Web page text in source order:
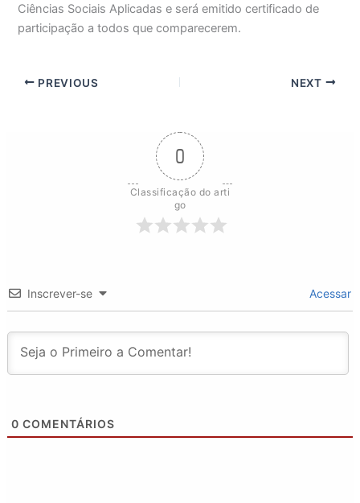
Ciências Sociais Aplicadas e será emitido certificado de
participação a todos que comparecerem.
PREVIOUS NEXT
0
Classificação do arti
go
Inscrever-se Acessar
0 COMENTÁRIOS